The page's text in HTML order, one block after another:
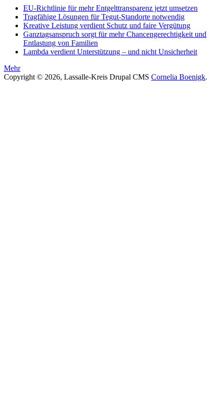
EU-Richtlinie für mehr Entgelttransparenz jetzt umsetzen
Tragfähige Lösungen für Tegut-Standorte notwendig
Kreative Leistung verdient Schutz und faire Vergütung
Ganztagsanspruch sorgt für mehr Chancengerechtigkeit und
Entlastung von Familien
Lambda verdient Unterstützung – und nicht Unsicherheit
Mehr
Copyright © 2026, Lassalle-Kreis Drupal CMS Cornelia Boenigk.